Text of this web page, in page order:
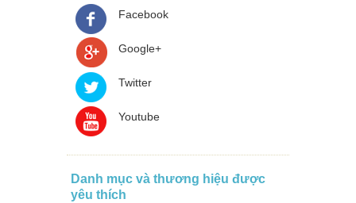
Facebook
Google+
Twitter
Youtube
Danh mục và thương hiệu được
yêu thích